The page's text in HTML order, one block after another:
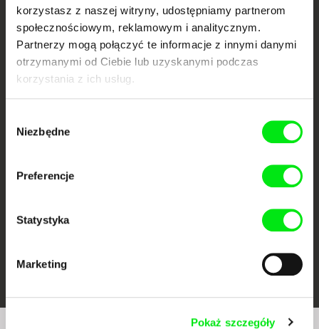
korzystasz z naszej witryny, udostępniamy partnerom
społecznościowym, reklamowym i analitycznym.
Partnerzy mogą połączyć te informacje z innymi danymi
otrzymanymi od Ciebie lub uzyskanymi podczas
korzystania z ich usług.
zgody
Niezbędne
Preferencje
Statystyka
Marketing
Pokaż szczegóły
DOK Leipzig